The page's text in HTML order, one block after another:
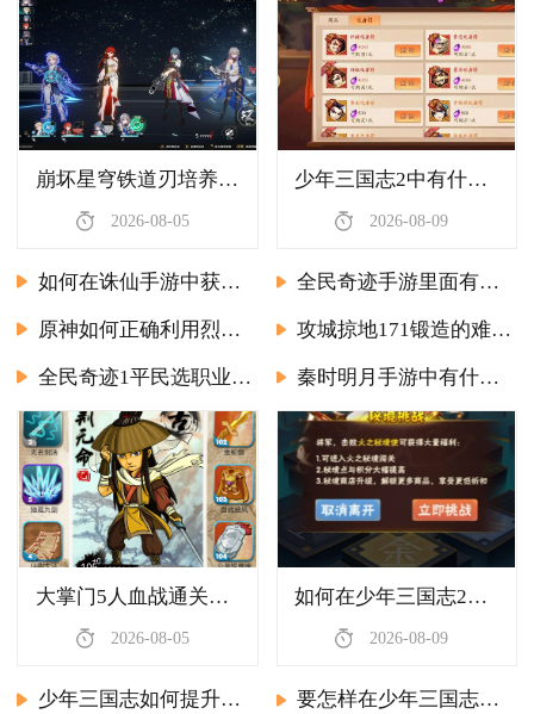
崩坏星穹铁道刃培养是否有最佳时间节点
2026-08-05
少年三国志2中有什么方式可以提高杀气值
2026-08-09
如何在诛仙手游中获取抱大腿挂件 全民奇迹手游里面有多少种装备
原神如何正确利用烈火优菈的元素反应 攻城掠地171锻造的难度如何
全民奇迹1平民选职业的最佳时间是什么时候 秦时明月手游中有什么负面效果
大掌门5人血战通关预计要用多长时间
2026-08-05
如何在少年三国志2中隐藏我的vip账号
2026-08-09
少年三国志如何提升蜀国武将的阵容站位能力 要怎样在少年三国志红将中获得周瑜